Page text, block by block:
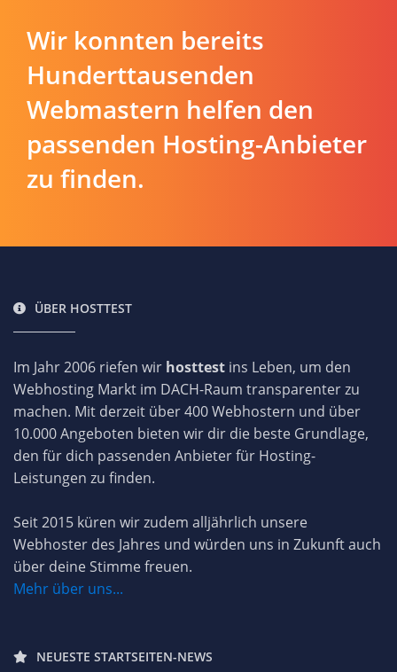
Wir konnten bereits
Hunderttausenden
Webmastern helfen den
passenden Hosting-Anbieter
zu finden.
ÜBER HOSTTEST
Im Jahr 2006 riefen wir hosttest ins Leben, um den
Webhosting Markt im DACH-Raum transparenter zu
machen. Mit derzeit über 400 Webhostern und über
10.000 Angeboten bieten wir dir die beste Grundlage,
den für dich passenden Anbieter für Hosting-
Leistungen zu finden.
Seit 2015 küren wir zudem alljährlich unsere
Webhoster des Jahres und würden uns in Zukunft auch
über deine Stimme freuen.
Mehr über uns...
NEUESTE STARTSEITEN-NEWS